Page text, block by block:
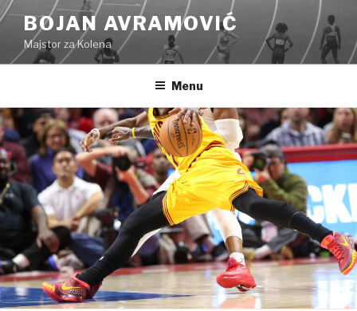
Skip
content
BOJAN AVRAMOVIĆ
Majstor za Kolena
Menu